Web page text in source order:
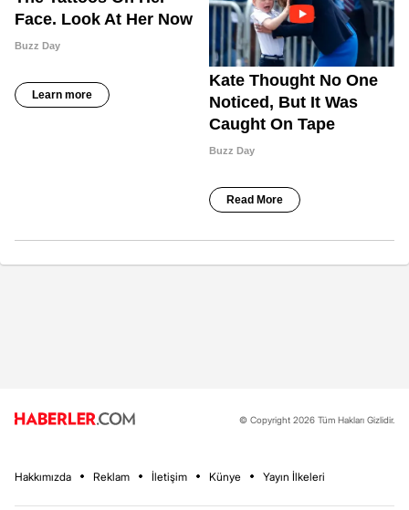
© Copyright 2026 Tüm Hakları Gizlidir.
Hakkımızda Reklam İletişim Künye Yayın İlkeleri